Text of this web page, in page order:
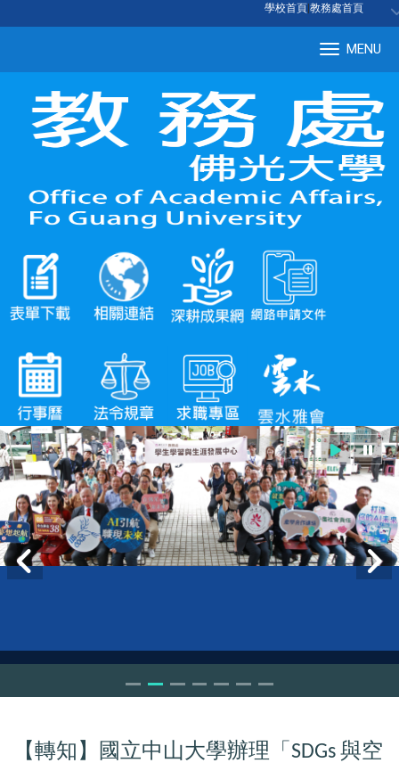
學校首頁 教務處首頁
MENU
【轉知】國立中山大學辦理「 SDGs 與空